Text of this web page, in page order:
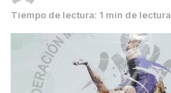
Tiempo de lectura: 1 min de lectura